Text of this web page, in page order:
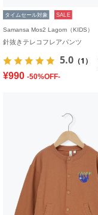
タイムセール対象 SALE
Samansa Mos2 Lagom（KIDS）
針抜きテレコフレアパンツ
5.0 （1）
¥990 -50%OFF-